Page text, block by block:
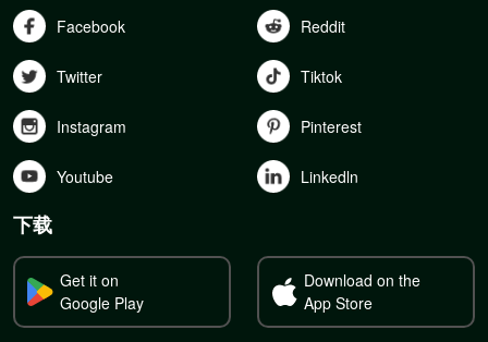
Facebook Reddit
Twitter Tiktok
Instagram Pinterest
Youtube Linkedln
下载
Get it on
Google Play
Download on the
App Store